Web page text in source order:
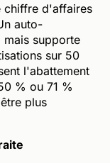
chiffre d'affaires
auto-
supporte
sur 50
l'abattement
% ou 71 %
plus